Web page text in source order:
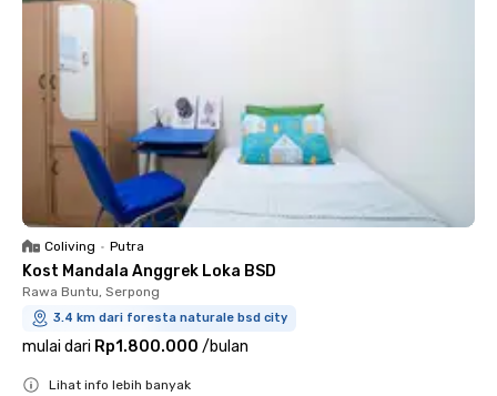
Coliving • Putra
Kost Mandala Anggrek Loka BSD
Rawa Buntu, Serpong
3.4 km dari foresta naturale bsd city
mulai dari Rp1.800.000 /bulan
Lihat info lebih banyak